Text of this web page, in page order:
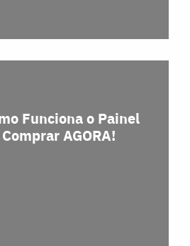
Funciona o Painel
AGORA!